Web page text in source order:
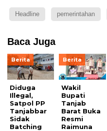
Headline pemerintahan
Baca Juga
Berita
Diduga
Illegal,
Satpol PP
Tanjabbar
Sidak
Batching
Berita
Wakil
Bupati
Tanjab
Barat Buka
Resmi
Raimuna